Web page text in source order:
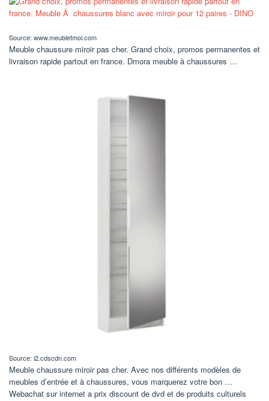
Source: www.meubletmoi.com
Meuble chaussure miroir pas cher. Grand choix, promos permanentes et
livraison rapide partout en france. Dmora meuble à chaussures …
Source: i2.cdscdn.com
Meuble chaussure miroir pas cher. Avec nos différents modèles de
meubles d’entrée et à chaussures, vous marquerez votre bon …
Webachat sur internet a prix discount de dvd et de produits culturels